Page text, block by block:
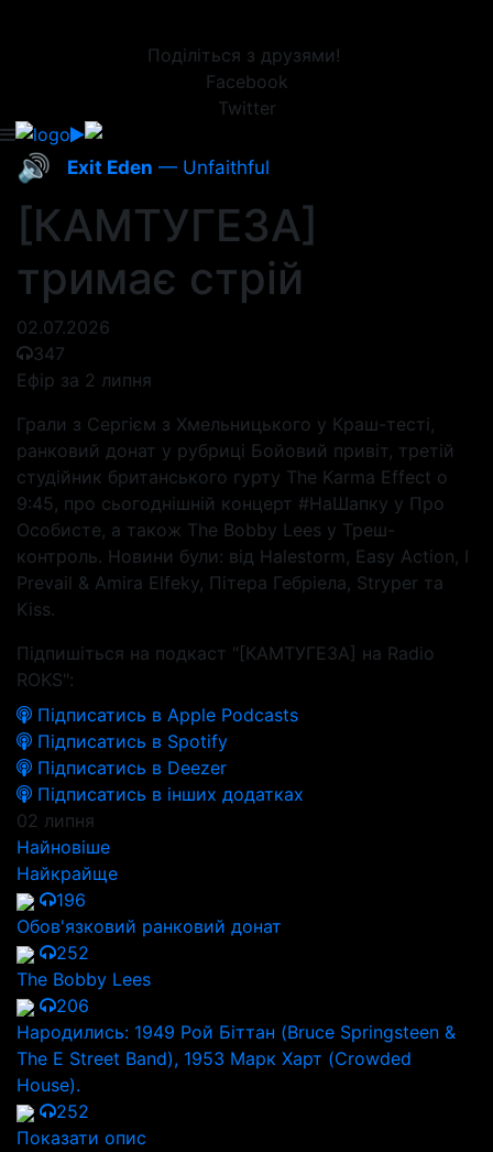
Поділіться з друзями!
Facebook
Twitter
🔊 Exit Eden — Unfaithful
[КАМТУГЕЗА]
тримає стрій
02.07.2026
347
Ефір за 2 липня
Грали з Сергієм з Хмельницького у Краш-тесті,
ранковий донат у рубриці Бойовий привіт, третій
студійник британського гурту The Karma Effect о
9:45, про сьогоднішній концерт #НаШапку у Про
Особисте, а також The Bobby Lees у Треш-
контроль. Новини були: від Halestorm, Easy Action, I
Prevail & Amira Elfeky, Пітера Гебріела, Stryper та
Kiss.
Підпишіться на подкаст "[КАМТУГЕЗА] на Radio
ROKS":
Підписатись в Apple Podcasts
Підписатись в Spotify
Підписатись в Deezer
Підписатись в інших додатках
02 липня
Найновіше
Найкрайще
196
Обов'язковий ранковий донат
252
The Bobby Lees
206
Народились: 1949 Рой Біттан (Bruce Springsteen &
The E Street Band), 1953 Марк Харт (Crowded
House).
252
Показати опис